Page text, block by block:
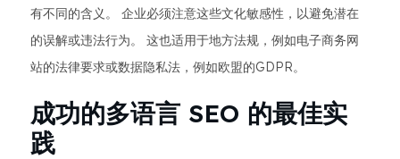
有不同的含义。 企业必须注意这些文化敏感性，以避免潜在
的误解或违法行为。 这也适用于地方法规，例如电子商务网
站的法律要求或数据隐私法，例如欧盟的GDPR。
成功的多语言 SEO 的最佳实
践